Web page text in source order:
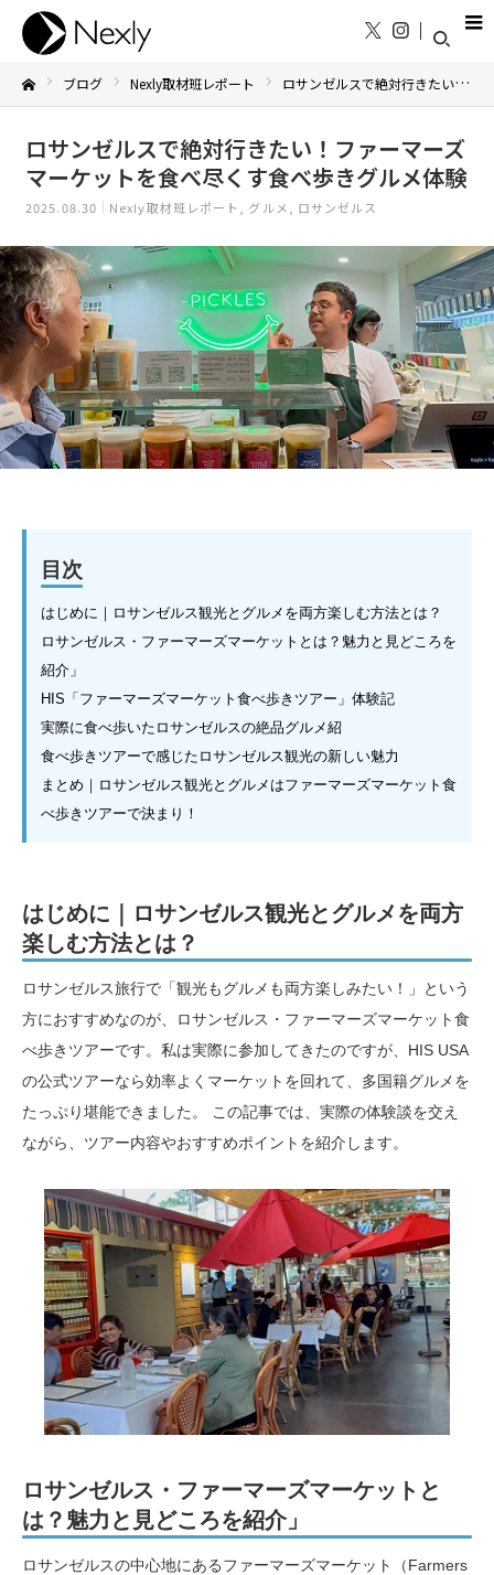
ブログ Nexly取材班レポート ロサンゼルスで絶対行きたい！ファーマーズマーケットを食べ尽くす食べ歩きグルメ体験
ロサンゼルスで絶対行きたい！ファーマーズ
マーケットを食べ尽くす食べ歩きグルメ体験
2025.08.30 Nexly取材班レポート グルメ ロサンゼルス
目次
はじめに｜ロサンゼルス観光とグルメを両方楽しむ方法とは？
ロサンゼルス・ファーマーズマーケットとは？魅力と見どころを
紹介」
HIS「ファーマーズマーケット食べ歩きツアー」体験記
実際に食べ歩いたロサンゼルスの絶品グルメ紹
食べ歩きツアーで感じたロサンゼルス観光の新しい魅力
まとめ｜ロサンゼルス観光とグルメはファーマーズマーケット食
べ歩きツアーで決まり！
はじめに｜ロサンゼルス観光とグルメを両方
楽しむ方法とは？
ロサンゼルス旅行で「観光もグルメも両方楽しみたい！」という
方におすすめなのが、ロサンゼルス・ファーマーズマーケット食
べ歩きツアーです。私は実際に参加してきたのですが、HIS USA
の公式ツアーなら効率よくマーケットを回れて、多国籍グルメを
たっぷり堪能できました。 この記事では、実際の体験談を交え
ながら、ツアー内容やおすすめポイントを紹介します。
ロサンゼルス・ファーマーズマーケットと
は？魅力と見どころを紹介」
ロサンゼルスの中心地にあるファーマーズマーケット（Farmers